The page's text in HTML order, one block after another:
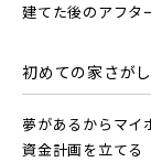
JR総武線
クリックす
物件概要が
建てた後のアフタ
初めての家さがし
夢があるからマイ
資金計画を立てる